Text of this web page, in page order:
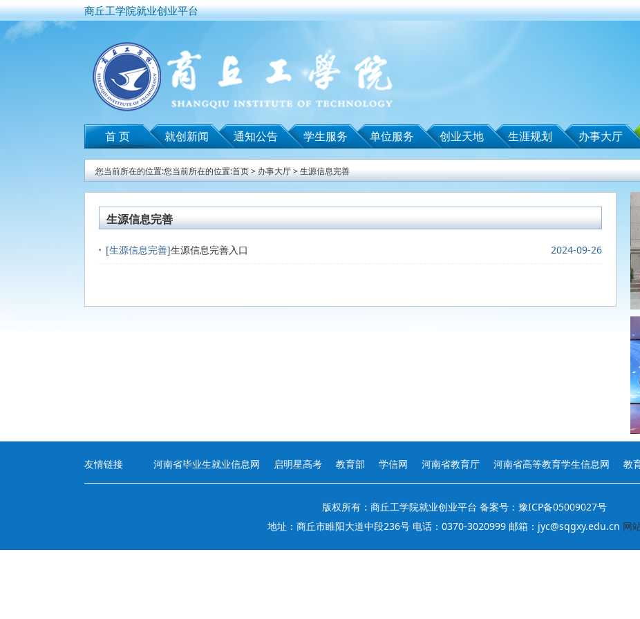
商丘工学院就业创业平台
首 页 就创新闻 通知公告 学生服务 单位服务 创业天地 生涯规划 办事大厅
您当前所在的位置:您当前所在的位置:首页 > 办事大厅>生源信息完善
生源信息完善
[生源信息完善]生源信息完善入口 2024-09-26
友情链接 河南省毕业生就业信息网 启明星高考 教育部 学信网 河南省教育厅 河南省高等教育学生信息网 教
版权所有：商丘工学院就业创业平台 备案号：豫ICP备05009027号
地址：商丘市睢阳大道中段236号 电话：0370-3020999 邮箱：jyc@sqgxy.edu.cn 网